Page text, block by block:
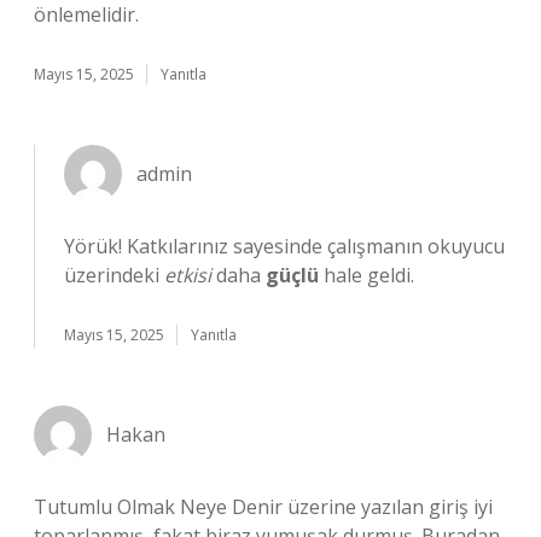
önlemelidir.
Mayıs 15, 2025 Yanıtla
admin
Yörük! Katkılarınız sayesinde çalışmanın okuyucu
üzerindeki etkisidaha güçlü hale geldi.
Mayıs 15, 2025 Yanıtla
Hakan
Tutumlu Olmak Neye Denir üzerine yazılan giriş iyi